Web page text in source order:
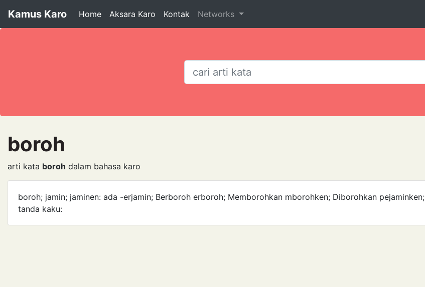
Kamus Karo Home Aksara Karo Kontak Networks
boroh
arti kata boroh dalam bahasa karo
boroh; jamin; jaminen: ada -erjamin; Berboroh erboroh; Memborohkan mborohken; Diborohkan pejaminken;
tanda kaku: